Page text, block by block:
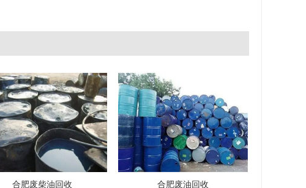
合肥废柴油回收 合肥废油回收